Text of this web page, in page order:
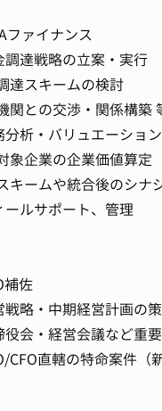
ァイナンス
調達戦略の立案・実行
達スキームの検討
関との交渉・関係構築
分析・バリュエーション
象企業の企業価値算定
キームや統合後のシナ
ールサポート、管理
佐
戦略・中期経営計画の
役会・経営会議など重
CFO直轄の特命案件